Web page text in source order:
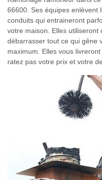
66600. Ses équipes enlèvent
conduits qui entraineront
votre maison. Elles
débarrasser tout ce qui gêne
maximum. Elles vous
ratez pas votre prix et votre